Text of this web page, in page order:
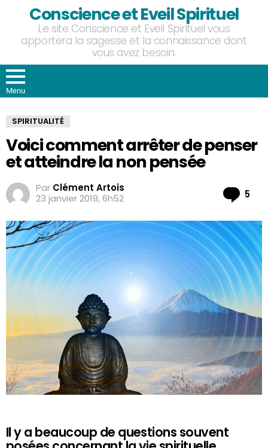
Conscience et Eveil Spirituel
Le site Conscience et Eveil Spirituel vous
apportera la sagesse et la connaissance dont
vous avez besoin.
Menu
SPIRITUALITÉ
Voici comment arrêter de penser
et atteindre la non pensée
Par Clément Artois
23 janvier 2019, 6h52
5
Il y a beaucoup de questions souvent